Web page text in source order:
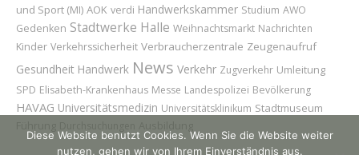
und Sport (MI) AOK verdi Handwerkskammer Studium AWO
Gedenken Stadtwerke Halle Weihnachtsmarkt Nachrichten
Kinder Verkehrssicherheit Verbraucherzentrale Zeugenaufruf
Gesundheit Handwerk News Verkehr Zugverkehr Umleitung
SPD Elisabeth-Krankenhaus Messe Landespolizei Bevölkerung
HAVAG Universitätsmedizin Universitätsklinikum Stadtmuseum
Diese Website benutzt Cookies. Wenn Sie die Website weiter
nutzen, gehen wir von Ihrem Einverständnis aus.